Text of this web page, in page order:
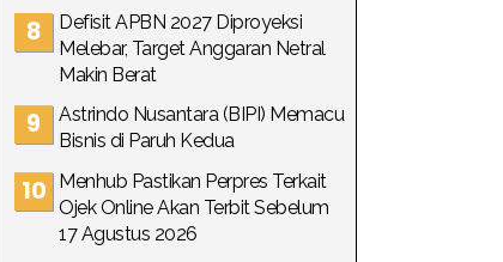
Defisit APBN 2027 Diproyeksi
Melebar, Target Anggaran Netral
Makin Berat
Astrindo Nusantara (BIPI) Memacu
Bisnis di Paruh Kedua
Menhub Pastikan Perpres Terkait
Ojek Online Akan Terbit Sebelum
17 Agustus 2026